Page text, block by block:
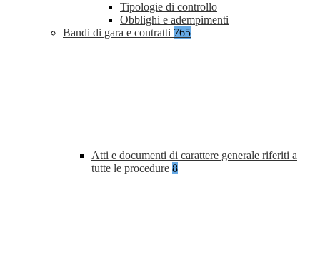
Tipologie di controllo
Obblighi e adempimenti
Bandi di gara e contratti 765
Atti e documenti di carattere generale riferiti a
tutte le procedure 8